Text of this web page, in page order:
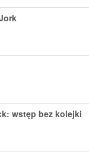
wstęp bez kolejki